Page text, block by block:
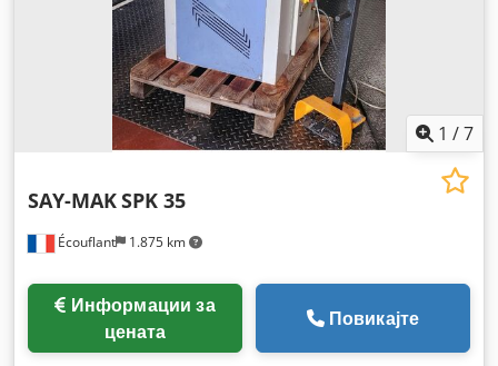
1 /7
Écouflant 1.875 km
SAY-MAKSPK 35
цената
Повикајте